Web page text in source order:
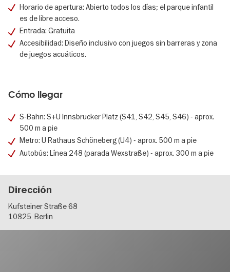
Horario de apertura: Abierto todos los días; el parque infantil
es de libre acceso.
Entrada: Gratuita
Accesibilidad: Diseño inclusivo con juegos sin barreras y zona
de juegos acuáticos.
Cómo llegar
S-Bahn: S+U Innsbrucker Platz (S41, S42, S45, S46) - aprox.
500 m a pie
Metro: U Rathaus Schöneberg (U4) - aprox. 500 m a pie
Autobús: Línea 248 (parada Wexstraße) - aprox. 300 m a pie
Dirección
Kufsteiner Straße 68
10825 Berlin